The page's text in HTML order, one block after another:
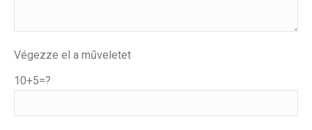
Végezze el a műveletet
10+5=?